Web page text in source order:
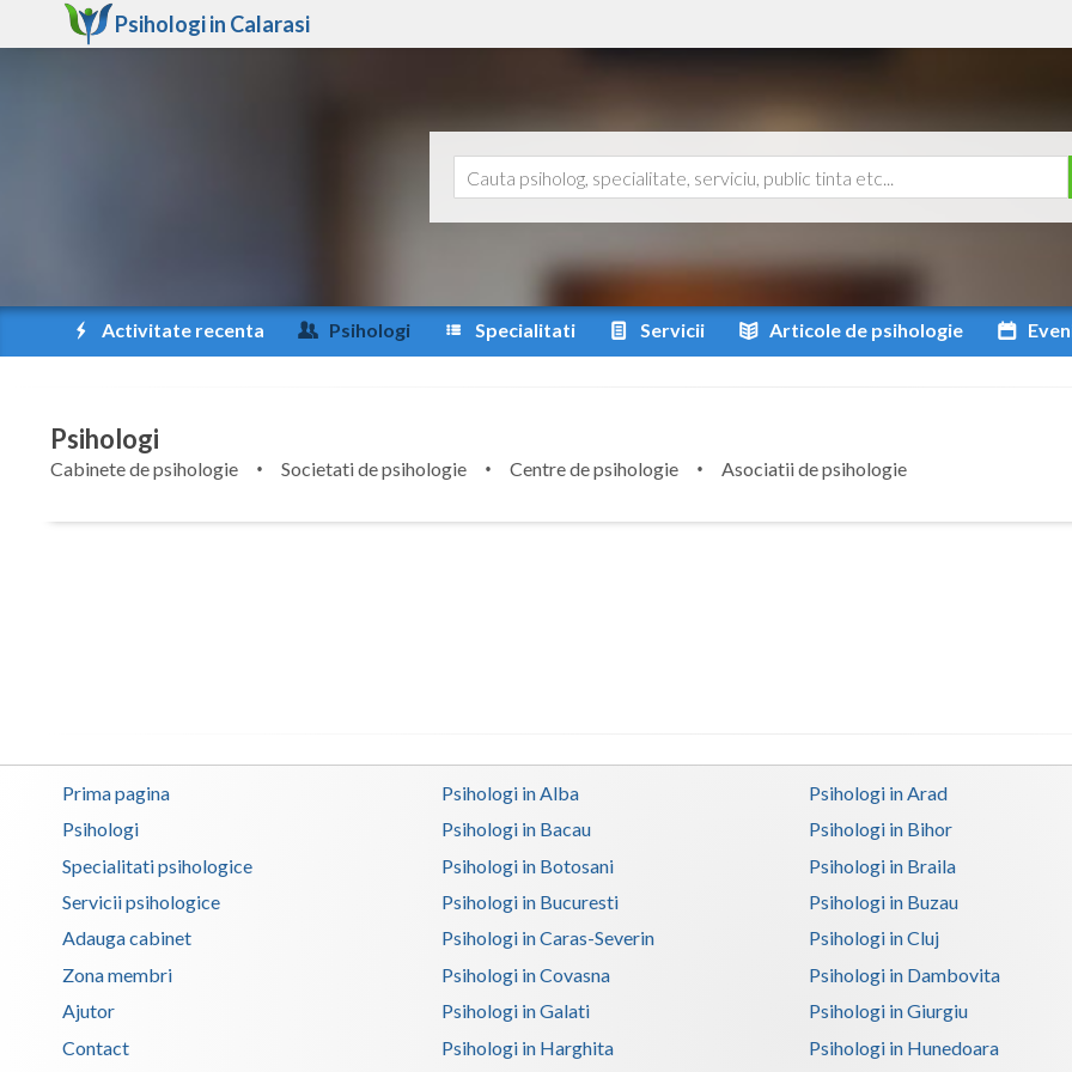
Psihologi in Calarasi
Activitate recenta Psihologi Specialitati Servicii Articole de psihologie
Psihologi
Cabinete de psihologie Societati de psihologie Centre de psihologie
Asociatii de psihologie
Prima pagina
Psihologi
Specialitati psihologice
Servicii psihologice
Adauga cabinet
Zona membri
Ajutor
Contact
Psihologi in Alba Psihologi in Arad
Psihologi in Bacau
Psihologi in Bihor
Psihologi in Botosani
Psihologi in Braila
Psihologi in Bucuresti
Psihologi in Buzau
Psihologi in Caras-Severin
Psihologi in Cluj
Psihologi in Covasna
Psihologi in Dambovita
Psihologi in Galati
Psihologi in Giurgiu
Psihologi in Harghita
Psihologi in Hunedoara